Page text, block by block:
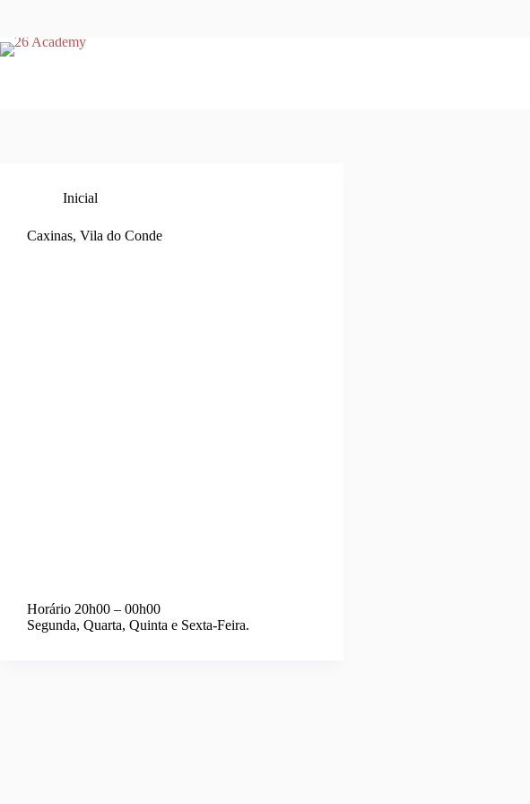
Inicial
Caxinas, Vila do Conde
Horário 20h00 – 00h00
Segunda, Quarta, Quinta e Sexta-Feira.